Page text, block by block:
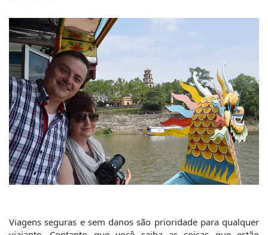
Viagens seguras e sem danos são prioridade para qualquer